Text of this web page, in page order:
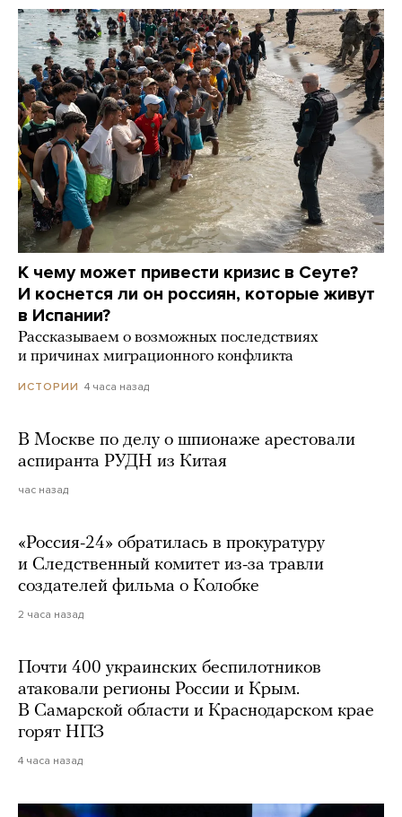
К чему может привести кризис в Сеуте?
И коснется ли он россиян, которые живут
в Испании?
Рассказываем о возможных последствиях
и причинах миграционного конфликта
ИСТОРИИ 4 часа назад
В Москве по делу о шпионаже арестовали
аспиранта РУДН из Китая
час назад
«Россия-24» обратилась в прокуратуру
и Следственный комитет из-за травли
создателей фильма о Колобке
2 часа назад
Почти 400 украинских беспилотников
атаковали регионы России и Крым.
В Самарской области и Краснодарском крае
горят НПЗ
4 часа назад